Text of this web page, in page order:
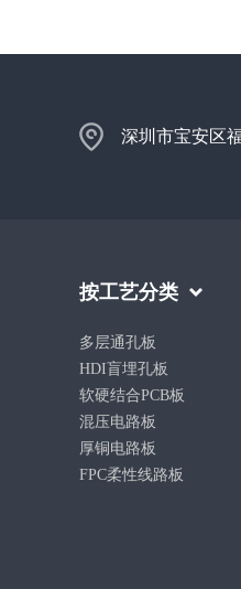
深圳市宝安区
按工艺分类
多层通孔板
HDI盲埋孔板
软硬结合PCB板
混压电路板
厚铜电路板
FPC柔性线路板